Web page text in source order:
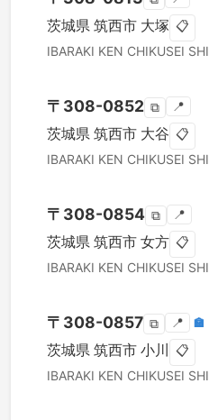
茨城県 筑西市 大塚 📋
IBARAKI KEN CHIKUSEI SHI
〒 308-0852 ⧉ 📍
茨城県 筑西市 大谷 📋
IBARAKI KEN CHIKUSEI SHI
〒 308-0854 ⧉ 📍
茨城県 筑西市 女方 📋
IBARAKI KEN CHIKUSEI SHI
〒 308-0857 ⧉ 📍 🏣
茨城県 筑西市 小川 📋
IBARAKI KEN CHIKUSEI SHI